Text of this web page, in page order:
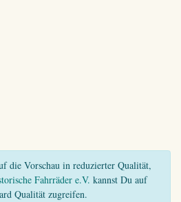
die Vorschau in reduzierter Qualität,
Fahrräder e.V. kannst Du auf
Qualität zugreifen.